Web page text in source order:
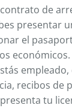
de
presentar
el
económicos.
recibos de
tu